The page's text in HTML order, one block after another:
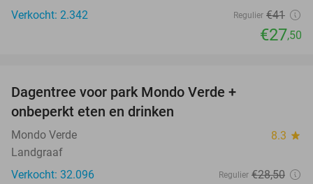
Verkocht: 2.342
Regulier €41
€27,50
Dagentree voor park Mondo Verde +
onbeperkt eten en drinken
Mondo Verde 8.3 star
Landgraaf
Verkocht: 32.096
Regulier €28,50